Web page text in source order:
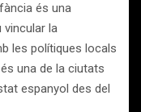
és una
vincular la
les polítiques locals
una de la ciutats
espanyol des del